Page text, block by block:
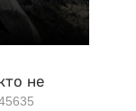
не